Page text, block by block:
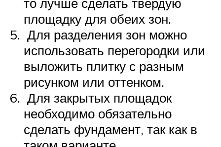
то лучше сделать твердую
площадку для обеих зон.
Для разделения зон можно
использовать перегородки или
выложить плитку с разным
рисунком или оттенком.
Для закрытых площадок
необходимо обязательно
сделать фундамент, так как в